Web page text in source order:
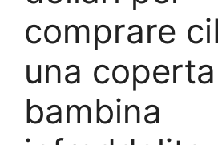
comprare
una
bambina